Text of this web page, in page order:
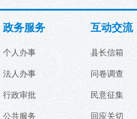
政务服务
个人办事
法人办事
行政审批
公共服务
互动交流
县长信箱
问卷调查
民意征集
回应关切